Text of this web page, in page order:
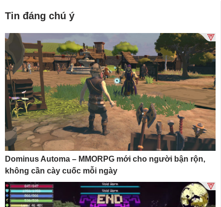
Tin đáng chú ý
Dominus Automa – MMORPG mới cho người bận rộn,
không cần cày cuốc mỗi ngày